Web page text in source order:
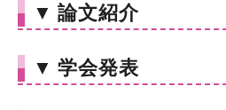
▼ 論文紹介
▼ 学会発表